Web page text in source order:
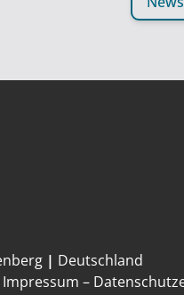
| Deutschland
Impressum –